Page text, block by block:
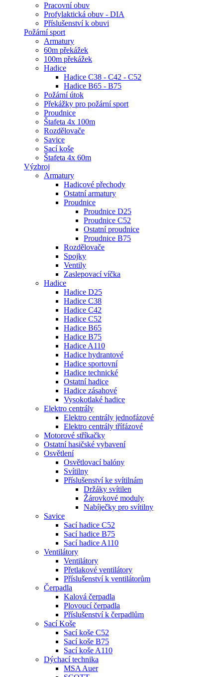
Pracovní obuv
Profylaktická obuv - DIA
Příslušenství k obuvi
Požární sport
Armatury
60m překážek
100m překážek
Hadice
Hadice C38 - C42 - C52
Hadice B65 - B75
Požární útok
Překážky pro požární sport
Proudnice
Štafeta 4x 100m
Rozdělovače
Savice
Sací koše
Štafeta 4x 60m
Výzbroj
Armatury
Hadicové přechody
Ostatní armatury
Proudnice
Proudnice D25
Proudnice C52
Ostatní proudnice
Proudnice B75
Rozdělovače
Spojky
Ventily
Zaslepovací víčka
Hadice
Hadice D25
Hadice C38
Hadice C42
Hadice C52
Hadice B65
Hadice B75
Hadice A110
Hadice hydrantové
Hadice sportovní
Hadice technické
Ostatní hadice
Hadice zásahové
Vysokotlaké hadice
Elektro centrály
Elektro centrály jednofázové
Elektro centrály třífázové
Motorové stříkačky
Ostatní hasičské vybavení
Osvětlení
Osvětlovací balóny
Svítilny
Příslušenství ke svítilnám
Držáky svítilen
Žárovkové moduly
Nabíječky pro svítilny
Savice
Sací hadice C52
Sací hadice B75
Sací hadice A110
Ventilátory
Ventilátory
Přetlakové ventilátory
Příslušenství k ventilátorům
Čerpadla
Kalová čerpadla
Plovoucí čerpadla
Příslušenství k čerpadlům
Sací Koše
Sací koše C52
Sací koše B75
Sací koše A110
Dýchací technika
MSA Auer